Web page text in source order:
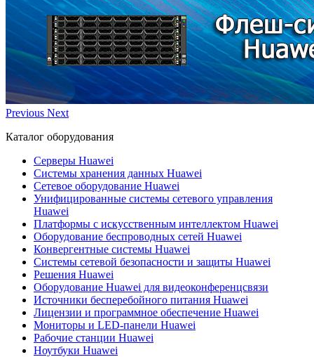
Previous Next
Каталог оборудования
Серверы Huawei
Системы хранения данных Huawei
Сетевое оборудование Huawei
Унифицированные системы сетевого управления
Huawei
Платформы с искусственным интеллектом Huawei
Оборудование беспроводных сетей Huawei
Конвергентные системы Huawei
Системы сетевой безопасности и защиты Huawei
Решения Huawei
Оборудование Huawei для видеоконференцсвязи
Источники бесперебойного питания Huawei
Лицензии и программное обеспечение Huawei
Мониторы и LED-панели Huawei
Рабочие станции Huawei
Ноутбуки Huawei